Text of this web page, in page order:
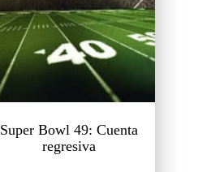
Super Bowl 49: Cuenta
regresiva